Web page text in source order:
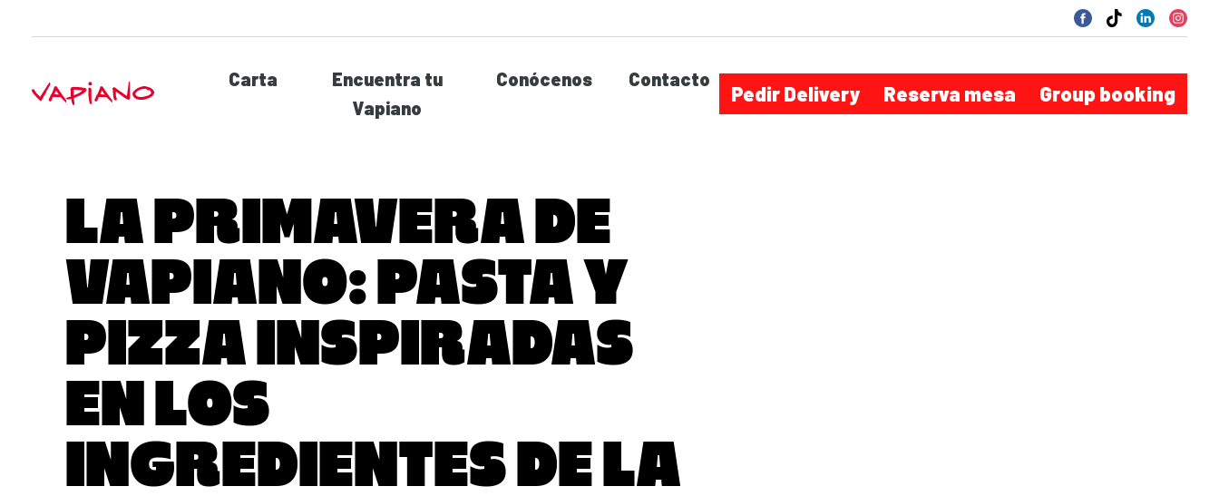
Carta
Encuentra tu
Vapiano
Conócenos Contacto
Pedir Delivery Reserva mesa Group booking
LA PRIMAVERA DE
VAPIANO: PASTA Y
PIZZA INSPIRADAS
EN LOS
INGREDIENTES DE LA